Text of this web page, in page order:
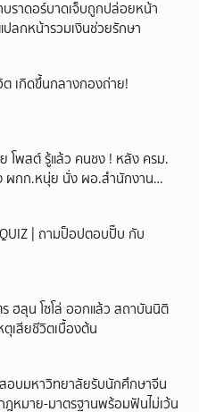
ราดอร์บาดเจ็บถูกปล่อยหน้า
ลกหน้ารวมเงินช่วยรักษา
ต เกิดขึ้นกลางกองถ่าย!
โพสต์ รู้แล้ว คนชง ! หลัง ครม.
ผกก.หนุ่ย นั่ง ผอ.สำนักงาน
QUIZ | ถามป็อปตอบปั๊บ กับ
ฮลุน โซโล่ ออกแล้ว สถาบันนิติ
เสียชีวิตเบื้องต้น
อบมหาวิทยาลัยรับนักศึกษาจีน
หมาย-มาตรฐานพร้อมฟันไม่เว้น